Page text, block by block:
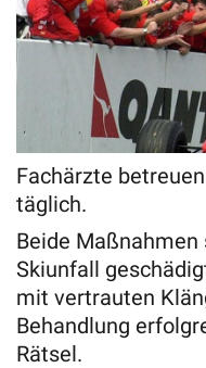
Fachärzte
täglich.
Beide
Skiunfall
mit vertrauten
Behandlung
Rätsel.